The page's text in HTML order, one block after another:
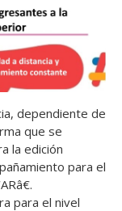
dependiente de
que se
la edición
para el
para el nivel